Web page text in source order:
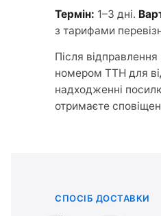
Термін: 1–3 дні.
з тарифами
Після
номером ТТН для
надходженні
отримаєте
СПОСІБ ДОСТАВКИ